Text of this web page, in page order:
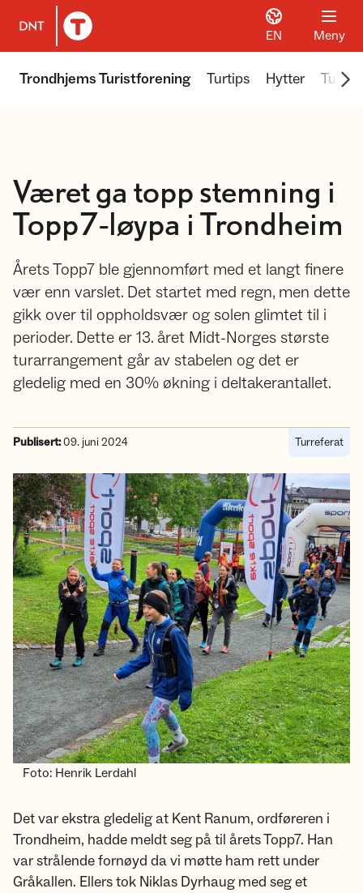
Til DNT.no forside
EN Meny
Trondhjems Turistforening Turtips Hytter Turer
Været ga topp stemning i
Topp7-løypa i Trondheim
Årets Topp7 ble gjennomført med et langt finere
vær enn varslet. Det startet med regn, men dette
gikk over til oppholdsvær og solen glimtet til i
perioder. Dette er 13. året Midt-Norges største
turarrangement går av stabelen og det er
gledelig med en 30% økning i deltakerantallet.
Publisert:09. juni 2024 Turreferat
Foto: Henrik Lerdahl
Det var ekstra gledelig at Kent Ranum, ordføreren i
Trondheim, hadde meldt seg på til årets Topp7. Han
var strålende fornøyd da vi møtte ham rett under
Gråkallen. Ellers tok Niklas Dyrhaug med seg et